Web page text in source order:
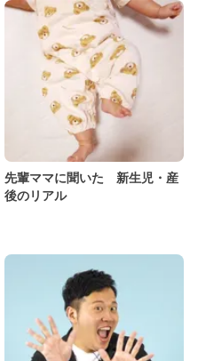
先輩ママに聞いた 新生児・産
後のリアル